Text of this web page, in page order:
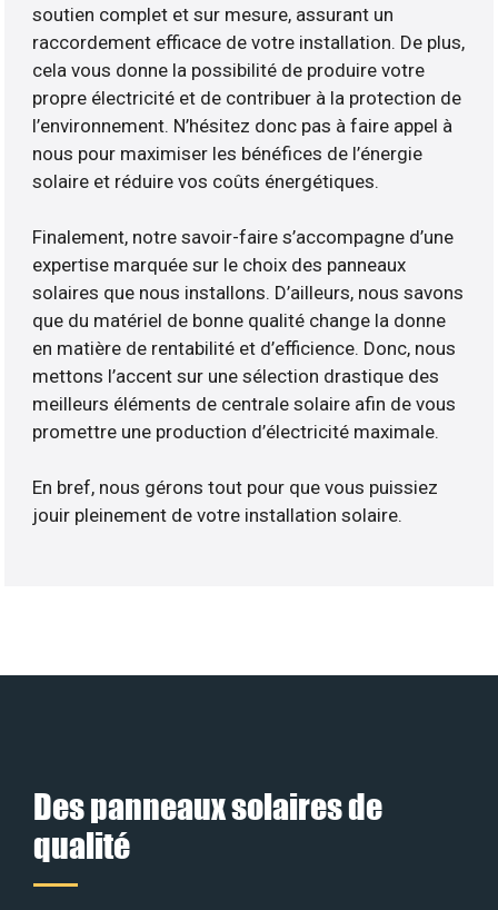
soutien complet et sur mesure, assurant un
raccordement efficace de votre installation. De plus,
cela vous donne la possibilité de produire votre
propre électricité et de contribuer à la protection de
l’environnement. N’hésitez donc pas à faire appel à
nous pour maximiser les bénéfices de l’énergie
solaire et réduire vos coûts énergétiques.
Finalement, notre savoir-faire s’accompagne d’une
expertise marquée sur le choix des panneaux
solaires que nous installons. D’ailleurs, nous savons
que du matériel de bonne qualité change la donne
en matière de rentabilité et d’efficience. Donc, nous
mettons l’accent sur une sélection drastique des
meilleurs éléments de centrale solaire afin de vous
promettre une production d’électricité maximale.
En bref, nous gérons tout pour que vous puissiez
jouir pleinement de votre installation solaire.
Des panneaux solaires de
qualité